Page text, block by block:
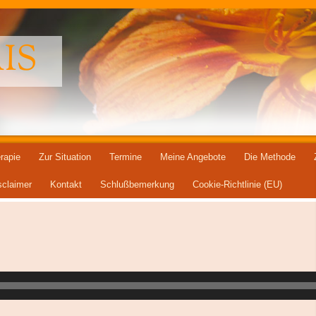
Zur Situation Termine Meine Angebote Die Methode
Kontakt Schlußbemerkung Cookie-Richtlinie (EU)